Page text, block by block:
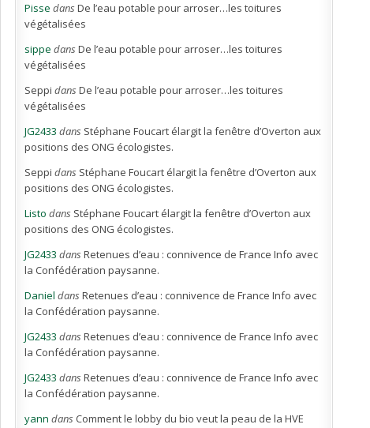
Pisse dansDe l’eau potable pour arroser…les toitures
végétalisées
sippe dansDe l’eau potable pour arroser…les toitures
végétalisées
Seppi dansDe l’eau potable pour arroser…les toitures
végétalisées
JG2433 dans Stéphane Foucart élargit la fenêtre d’Overton aux
positions des ONG écologistes.
Seppi dans Stéphane Foucart élargit la fenêtre d’Overton aux
positions des ONG écologistes.
Listo dans Stéphane Foucart élargit la fenêtre d’Overton aux
positions des ONG écologistes.
JG2433 dansRetenues d’eau : connivence de France Info avec
la Confédération paysanne.
Daniel dansRetenues d’eau : connivence de France Info avec
la Confédération paysanne.
JG2433 dansRetenues d’eau : connivence de France Info avec
la Confédération paysanne.
JG2433 dansRetenues d’eau : connivence de France Info avec
la Confédération paysanne.
yann dans Comment le lobby du bio veut la peau de la HVE